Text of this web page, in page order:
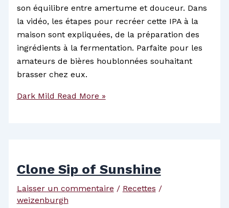
son équilibre entre amertume et douceur. Dans
la vidéo, les étapes pour recréer cette IPA à la
maison sont expliquées, de la préparation des
ingrédients à la fermentation. Parfaite pour les
amateurs de bières houblonnées souhaitant
brasser chez eux.
Dark Mild Read More »
Clone Sip of Sunshine
Laisser un commentaire / Recettes /
weizenburgh